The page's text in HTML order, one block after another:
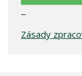
Zásady